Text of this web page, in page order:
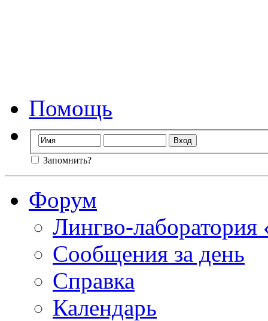
Помощь
Запомнить?
Форум
Лингво-
Сообщения за день
Справка
Календарь